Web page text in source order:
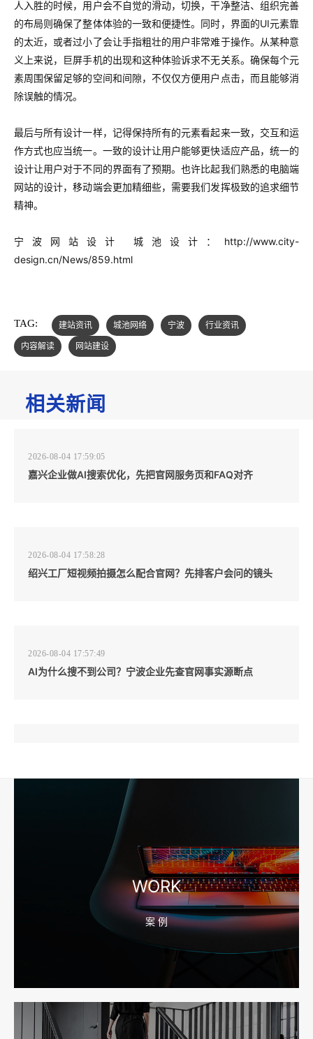
人入胜的时候，用户会不自觉的滑动，切换，干净整洁、组织完善
的布局则确保了整体体验的一致和便捷性。同时，界面的UI元素靠
的太近，或者过小了会让手指粗壮的用户非常难于操作。从某种意
义上来说，巨屏手机的出现和这种体验诉求不无关系。确保每个元
素周围保留足够的空间和间隙，不仅仅方便用户点击，而且能够消
除误触的情况。
最后与所有设计一样，记得保持所有的元素看起来一致，交互和运
作方式也应当统一。一致的设计让用户能够更快适应产品，统一的
设计让用户对于不同的界面有了预期。也许比起我们熟悉的电脑端
网站的设计，移动端会更加精细些，需要我们发挥极致的追求细节
精神。
宁波网站设计 城池设计：http://www.city-
design.cn/News/859.html
TAG: 建站资讯 城池网络 宁波
行业资讯
内容解读
网站建设
相关新闻
2026-08-04 17:59:05
嘉兴企业做AI搜索优化，先把官网服务页和FAQ对齐
2026-08-04 17:58:28
绍兴工厂短视频拍摄怎么配合官网？先排客户会问的镜头
2026-08-04 17:57:49
AI为什么搜不到公司？宁波企业先查官网事实源断点
宁波高端网站建设公司推荐，移动端验收别放到最后
宁波网站建设报价怎么看？合同、源码和后台要先写清
WORK
案 例